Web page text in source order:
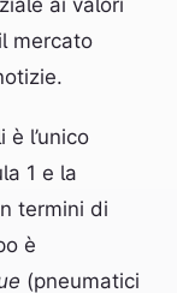
ai valori
mercato
l’unico
1 e la
termini di
è
(pneumatici